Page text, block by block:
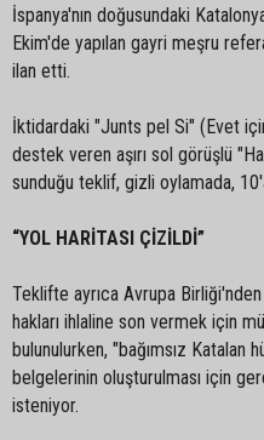
İspanya'nın doğusundaki
Ekim'de yapılan gayri meşru
ilan etti.
İktidardaki "Junts pel Si" (Evet
destek veren aşırı sol görüşlü
sunduğu teklif, gizli oylamada,
“YOL HARİTASI ÇİZİLDİ”
Teklifte ayrıca Avrupa
hakları ihlaline son vermek için
bulunulurken, "bağımsız Katalan
belgelerinin oluşturulması için
isteniyor.